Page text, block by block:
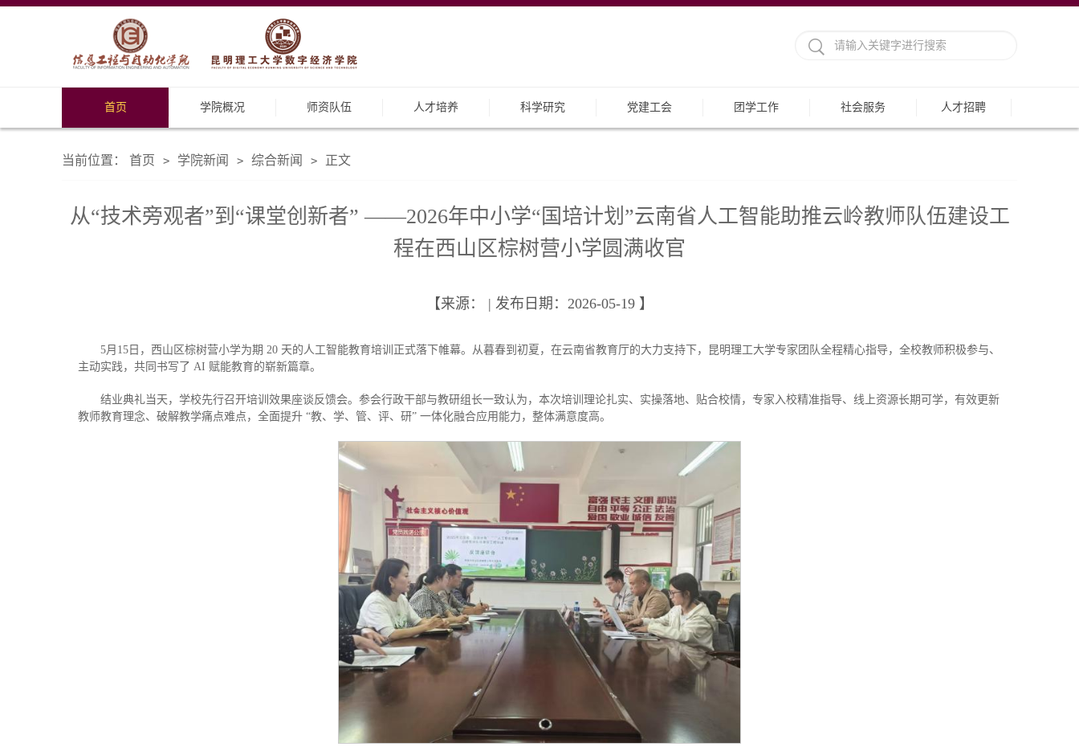
首页 学院概况 师资队伍 人才培养 科学研究 党建工会 团学工作 社会服务 人才招聘
当前位置： 首页 > 学院新闻 > 综合新闻 > 正文
从“技术旁观者”到“课堂创新者” ——2026年中小学“国培计划”云南省人工智能助推云岭教师队伍建设工
程在西山区棕树营小学圆满收官
【来源： | 发布日期：2026-05-19 】
5月15日，西山区棕树营小学为期 20 天的人工智能教育培训正式落下帷幕。从暮春到初夏，在云南省教育厅的大力支持下，昆明理工大学专家团队全程精心指导，全校教师积极参与、
主动实践，共同书写了 AI 赋能教育的崭新篇章。
结业典礼当天，学校先行召开培训效果座谈反馈会。参会行政干部与教研组长一致认为，本次培训理论扎实、实操落地、贴合校情，专家入校精准指导、线上资源长期可学，有效更新
教师教育理念、破解教学痛点难点，全面提升 “教、学、管、评、研” 一体化融合应用能力，整体满意度高。